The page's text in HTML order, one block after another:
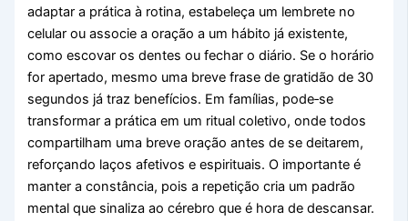
adaptar a prática à rotina, estabeleça um lembrete no
celular ou associe a oração a um hábito já existente,
como escovar os dentes ou fechar o diário. Se o horário
for apertado, mesmo uma breve frase de gratidão de 30
segundos já traz benefícios. Em famílias, pode‑se
transformar a prática em um ritual coletivo, onde todos
compartilham uma breve oração antes de se deitarem,
reforçando laços afetivos e espirituais. O importante é
manter a constância, pois a repetição cria um padrão
mental que sinaliza ao cérebro que é hora de descansar.